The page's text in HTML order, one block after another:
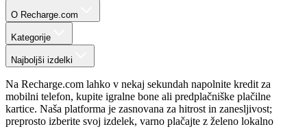
O Recharge.com
Kategorije
Najboljši izdelki
Na Recharge.com lahko v nekaj sekundah napolnite kredit za
mobilni telefon, kupite igralne bone ali predplačniške plačilne
kartice. Naša platforma je zasnovana za hitrost in zanesljivost;
preprosto izberite svoj izdelek, varno plačajte z želeno lokalno